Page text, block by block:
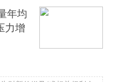
年均
力增